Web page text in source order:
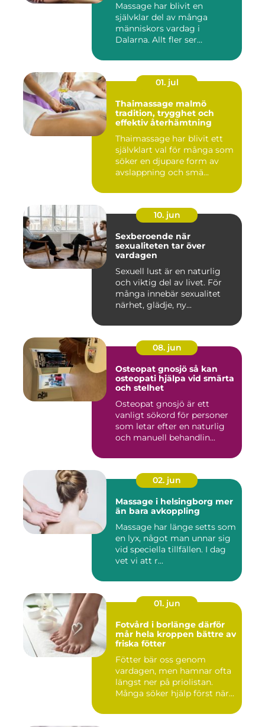
Massage har blivit en
självklar del av många
människors vardag i
Dalarna. Allt fler ser
01. jul
Thaimassage malmö
tradition, trygghet och
effektiv återhämtning
Thaimassage har blivit ett
självklart val för många som
söker en djupare form av
avslappning och smä...
10. jun
Sexberoende när
sexualiteten tar över
vardagen
Sexuell lust är en naturlig
och viktig del av livet. För
många innebär sexualitet
närhet, glädje, ny...
08. jun
Osteopat gnosjö så kan
osteopati hjälpa vid smärta
och stelhet
Osteopat gnosjö är ett
vanligt sökord för personer
som letar efter en naturlig
och manuell behandlin...
02. jun
Massage i helsingborg mer
än bara avkoppling
Massage har länge setts som
en lyx, något man unnar sig
vid speciella tillfällen. I dag
vet vi att r...
01. jun
Fotvård i borlänge därför
mår hela kroppen bättre av
friska fötter
Fötter bär oss genom
vardagen, men hamnar ofta
längst ner på priolistan.
Många söker hjälp först när...